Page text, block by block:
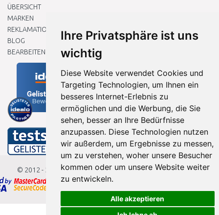
Ihre Privatsphäre ist uns
wichtig
Diese Website verwendet Cookies und
Targeting Technologien, um Ihnen ein
besseres Internet-Erlebnis zu
ermöglichen und die Werbung, die Sie
sehen, besser an Ihre Bedürfnisse
anzupassen. Diese Technologien nutzen
wir außerdem, um Ergebnisse zu messen,
um zu verstehen, woher unsere Besucher
kommen oder um unsere Website weiter
zu entwickeln.
Alle akzeptieren
ÜBERSICHT
MARKEN
REKLAMATIONEN UND RETOUREN
BLOG
BEARBEITEN SIE MEINE COOKIE-EINSTELLUNGEN
© 2012 - 2026Baumarkteu.de